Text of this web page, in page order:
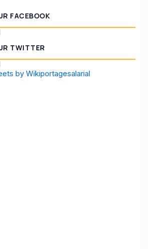
FACEBOOK
TWITTER
by Wikiportagesalarial